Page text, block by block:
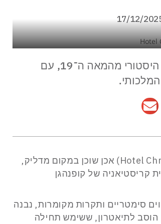
17/12/
מלון Christiania Teater באוסלו שוכן בבניין תיאטרון היסטורי מהמאה ה־19, עם
לא להתבלבל, מלון התיאטרון קריסטיאניה (Hotel Christiania Teater) אכן שוכן במקום מדליק,
קריסטיאניה של קופנהגן
סימטריים ותקרות מקומרות, נבנה
במהלך המאה ה-19 ושימש בין היתר בית קפה, עד שב-1918 הוסב לתיאטרון, ששימש תחילה